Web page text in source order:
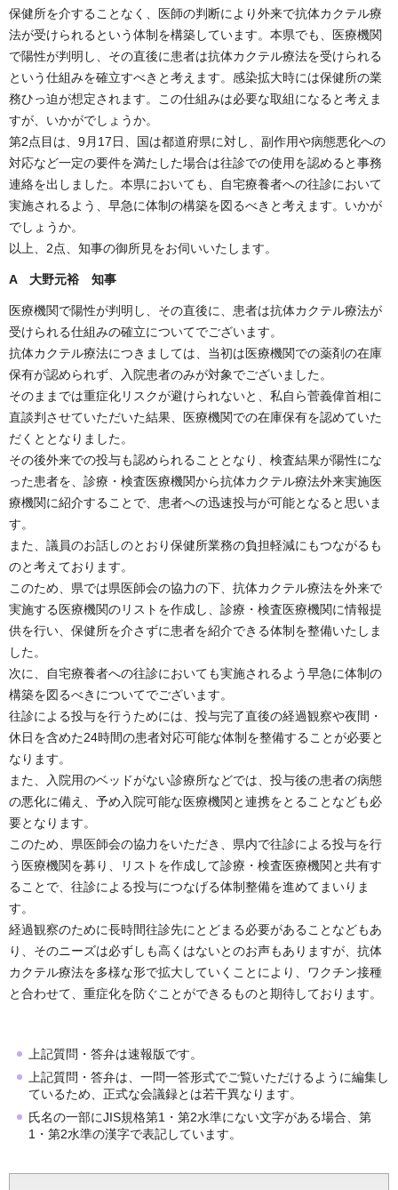
保健所を介することなく、医師の判断により外来で抗体カクテル療
法が受けられるという体制を構築しています。本県でも、医療機関
で陽性が判明し、その直後に患者は抗体カクテル療法を受けられる
という仕組みを確立すべきと考えます。感染拡大時には保健所の業
務ひっ迫が想定されます。この仕組みは必要な取組になると考えま
すが、いかがでしょうか。
第2点目は、9月17日、国は都道府県に対し、副作用や病態悪化への
対応など一定の要件を満たした場合は往診での使用を認めると事務
連絡を出しました。本県においても、自宅療養者への往診において
実施されるよう、早急に体制の構築を図るべきと考えます。いかが
でしょうか。
以上、2点、知事の御所見をお伺いいたします。
A 大野元裕 知事
医療機関で陽性が判明し、その直後に、患者は抗体カクテル療法が
受けられる仕組みの確立についてでございます。
抗体カクテル療法につきましては、当初は医療機関での薬剤の在庫
保有が認められず、入院患者のみが対象でございました。
そのままでは重症化リスクが避けられないと、私自ら菅義偉首相に
直談判させていただいた結果、医療機関での在庫保有を認めていた
だくととなりました。
その後外来での投与も認められることとなり、検査結果が陽性にな
った患者を、診療・検査医療機関から抗体カクテル療法外来実施医
療機関に紹介することで、患者への迅速投与が可能となると思いま
す。
また、議員のお話しのとおり保健所業務の負担軽減にもつながるも
のと考えております。
このため、県では県医師会の協力の下、抗体カクテル療法を外来で
実施する医療機関のリストを作成し、診療・検査医療機関に情報提
供を行い、保健所を介さずに患者を紹介できる体制を整備いたしま
した。
次に、自宅療養者への往診においても実施されるよう早急に体制の
構築を図るべきについてでございます。
往診による投与を行うためには、投与完了直後の経過観察や夜間・
休日を含めた24時間の患者対応可能な体制を整備することが必要と
なります。
また、入院用のベッドがない診療所などでは、投与後の患者の病態
の悪化に備え、予め入院可能な医療機関と連携をとることなども必
要となります。
このため、県医師会の協力をいただき、県内で往診による投与を行
う医療機関を募り、リストを作成して診療・検査医療機関と共有す
ることで、往診による投与につなげる体制整備を進めてまいりま
す。
経過観察のために長時間往診先にとどまる必要があることなどもあ
り、そのニーズは必ずしも高くはないとのお声もありますが、抗体
カクテル療法を多様な形で拡大していくことにより、ワクチン接種
と合わせて、重症化を防ぐことができるものと期待しております。
上記質問・答弁は速報版です。
上記質問・答弁は、一問一答形式でご覧いただけるように編集し
ているため、正式な会議録とは若干異なります。
氏名の一部にJIS規格第1・第2水準にない文字がある場合、第
1・第2水準の漢字で表記しています。